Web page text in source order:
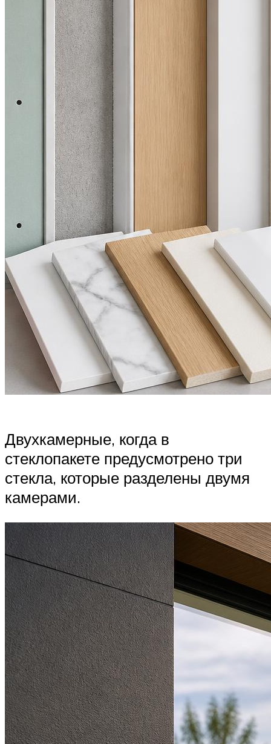
Двухкамерные, когда в
стеклопакете предусмотрено три
стекла, которые разделены двумя
камерами.